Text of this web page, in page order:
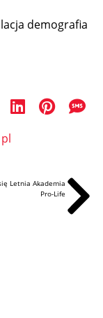
demografia
Letnia Akademia
Pro-Life